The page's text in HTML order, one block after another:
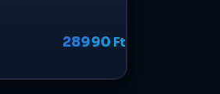
28990 Ft